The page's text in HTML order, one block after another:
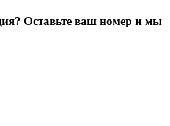
Оставьте ваш номер и мы